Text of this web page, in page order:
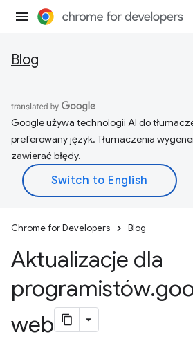
Blog
Google używa technologii AI do
preferowany język. Tłumaczenia
zawierać błędy.
Chrome for Developers Blog
Aktualizacje dla
programistów.
web